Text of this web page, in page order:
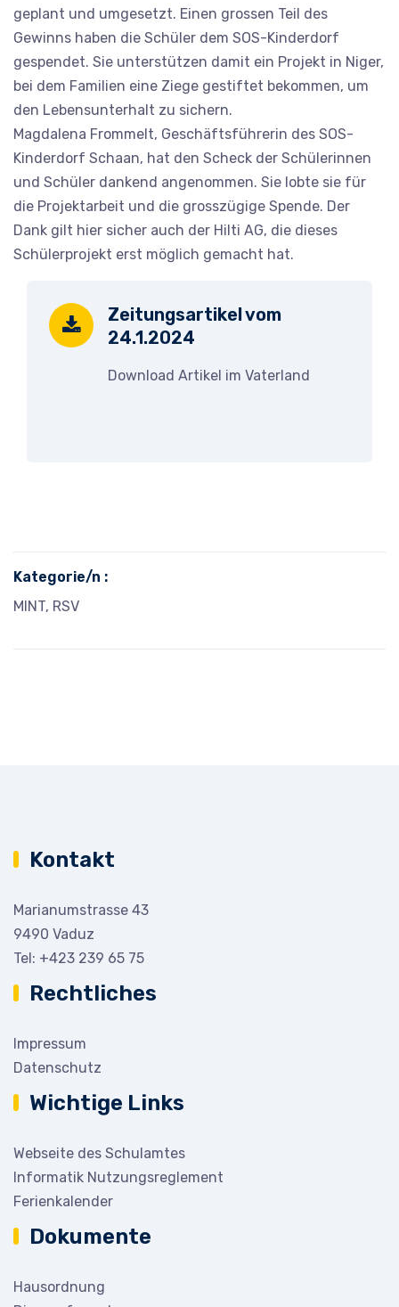
geplant und umgesetzt. Einen grossen Teil des
Gewinns haben die Schüler dem SOS-Kinderdorf
gespendet. Sie unterstützen damit ein Projekt in Niger,
bei dem Familien eine Ziege gestiftet bekommen, um
den Lebensunterhalt zu sichern.
Magdalena Frommelt, Geschäftsführerin des SOS-
Kinderdorf Schaan, hat den Scheck der Schülerinnen
und Schüler dankend angenommen. Sie lobte sie für
die Projektarbeit und die grosszügige Spende. Der
Dank gilt hier sicher auch der Hilti AG, die dieses
Schülerprojekt erst möglich gemacht hat.
Zeitungsartikel vom
24.1.2024
Download Artikel im Vaterland
Kategorie/n :
MINT, RSV
Kontakt
Marianumstrasse 43
9490 Vaduz
Tel: +423 239 65 75
Rechtliches
Impressum
Datenschutz
Wichtige Links
Webseite des Schulamtes
Informatik Nutzungsreglement
Ferienkalender
Dokumente
Hausordnung